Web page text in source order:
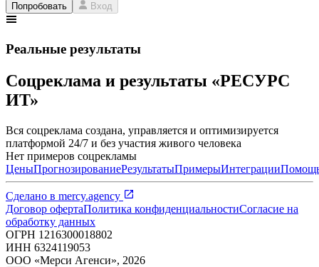
Попробовать Вход
Реальные результаты
Соцреклама и результаты «РЕСУРС
ИТ»
Вся соцреклама создана, управляется и оптимизируется
платформой 24/7 и без участия живого человека
Нет примеров соцрекламы
ЦеныПрогнозированиеРезультатыПримерыИнтеграции
Сделано в mercy.agency
Договор офертаПолитика конфиденциальностиСогласие на
обработку данных
ОГРН 1216300018802
ИНН 6324119053
ООО «Мерси Агенси», 2026